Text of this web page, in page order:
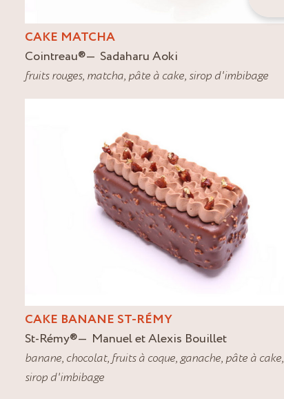
CAKE MATCHA
Cointreau®
Sadaharu Aoki
fruits rouges, matcha, pâte à cake, sirop d'imbibage
CAKE BANANE ST-RÉMY
St-Rémy®
Manuel et Alexis Bouillet
banane, chocolat, fruits à coque,ganache, pâte à cake,
sirop d'imbibage